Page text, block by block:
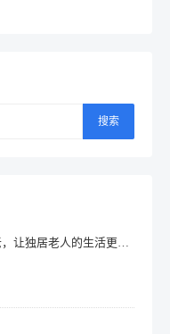
搜索
安如氏助力居家养老，让独居老人的生活更放心